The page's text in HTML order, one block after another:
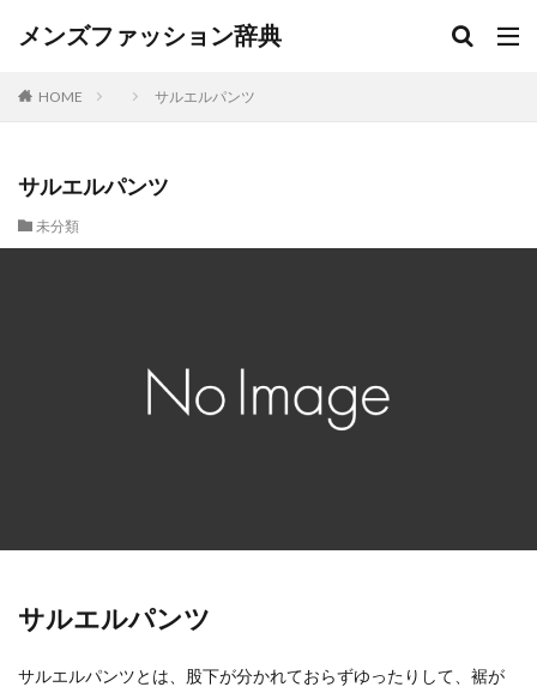
メンズファッション辞典
HOME サルエルパンツ
サルエルパンツ
未分類
サルエルパンツ
サルエルパンツとは、股下が分かれておらずゆったりして、裾が